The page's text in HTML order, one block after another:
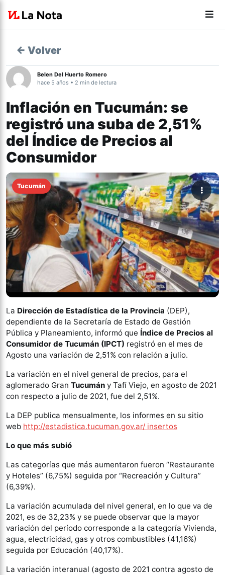
← Volver
Belen Del Huerto Romero
hace 5 años • 2 min de lectura
Inflación en Tucumán: se
registró una suba de 2,51%
del Índice de Precios al
Consumidor
Tucumán
La Dirección de Estadística de la Provincia (DEP),
dependiente de la Secretaría de Estado de Gestión
Pública y Planeamiento, informó que Índice de Precios al
Consumidor de Tucumán (IPCT) registró en el mes de
Agosto una variación de 2,51% con relación a julio.
La variación en el nivel general de precios, para el
aglomerado Gran Tucumán y Tafí Viejo, en agosto de 2021
con respecto a julio de 2021, fue del 2,51%.
La DEP publica mensualmente, los informes en su sitio
web http://estadistica.tucuman.gov.ar/ insertos
Lo que más subió
Las categorías que más aumentaron fueron “Restaurante
y Hoteles” (6,75%) seguida por “Recreación y Cultura”
(6,39%).
La variación acumulada del nivel general, en lo que va de
2021, es de 32,23% y se puede observar que la mayor
variación del período corresponde a la categoría Vivienda,
agua, electricidad, gas y otros combustibles (41,16%)
seguida por Educación (40,17%).
La variación interanual (agosto de 2021 contra agosto de